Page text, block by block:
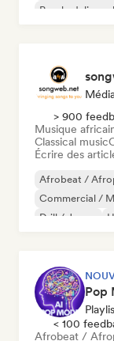
Psychedelic rock
> 900
Musique
Classical music
Écrire des
Afrobeat /
Commercial /
Drill / Jersey
< 100
Afrobeat /